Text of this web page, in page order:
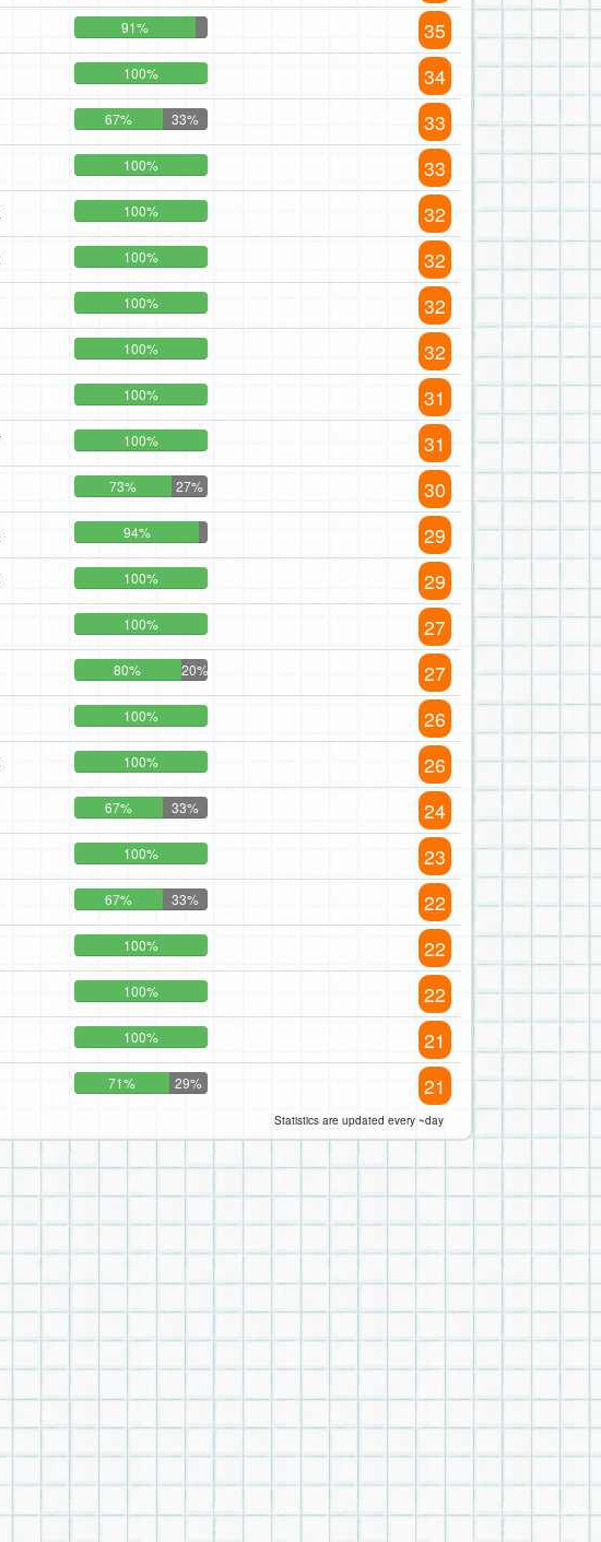
91% 35
100% 34
67% 33% 33
100% 33
100% 32
100% 32
100% 32
100% 32
100% 31
100% 31
73% 27% 30
94% 29
100% 29
100% 27
80% 20% 27
100% 26
100% 26
67% 33% 24
100% 23
67% 33% 22
100% 22
100% 22
100% 21
71% 29% 21
Statistics are updated every ~day